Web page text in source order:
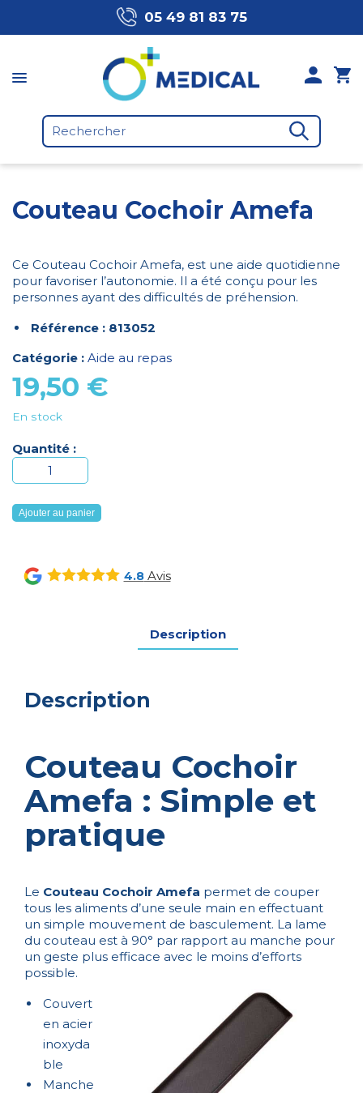
05 49 81 83 75
Couteau Cochoir Amefa
Ce Couteau Cochoir Amefa, est une aide quotidienne
pour favoriser l’autonomie. Il a été conçu pour les
personnes ayant des difficultés de préhension.
Référence : 813052
Catégorie : Aide au repas
19,50 €
En stock
Quantité :
quantité
de
Couteau
Cochoir
Ajouter au panier
4.8Avis
Description
Description
Couteau Cochoir
Amefa : Simple et
pratique
Le Couteau Cochoir Amefa permet de couper
tous les aliments d’une seule main en effectuant
un simple mouvement de basculement. La lame
du couteau est à 90° par rapport au manche pour
un geste plus efficace avec le moins d’efforts
possible.
Couvert
en acier
inoxyda
ble
Manche